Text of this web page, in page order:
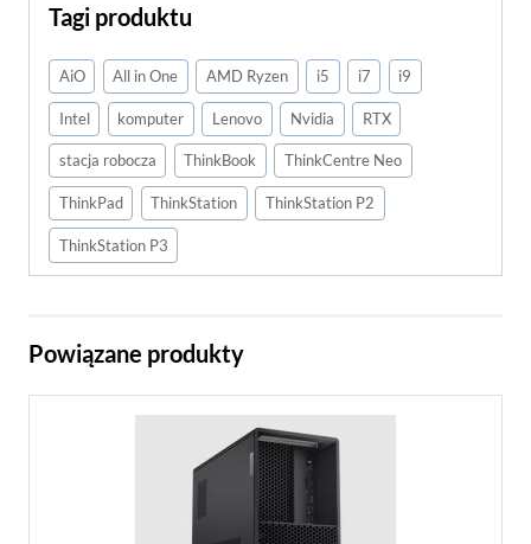
Tagi produktu
AiO All in One AMD Ryzen i5 i7 i9
Intel komputer Lenovo Nvidia RTX
stacja robocza ThinkBook ThinkCentre Neo
ThinkPad ThinkStation ThinkStation P2
ThinkStation P3
Powiązane produkty